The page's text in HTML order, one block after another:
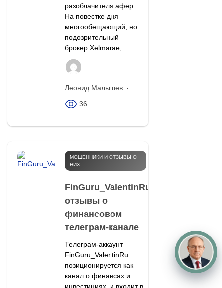
разоблачителя афер.
На повестке дня –
многообещающий, но
подозрительный
брокер Xelmarae,...
Леонид Малышев
36
МОШЕННИКИ И ОТЗЫВЫ О
НИХ
FinGuru_ValentinRu:
отзывы о
финансовом
телеграм-канале
Телеграм-аккаунт
FinGuru_ValentinRu
позиционируется как
канал о финансах и
инвестициях, и входит в